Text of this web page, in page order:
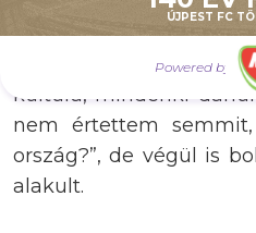
ÚJPEST FC
Powered by
ember. A gond inkább
más világba
kultúra, mindenki
nem értettem
ország?”, de végül is
alakult.